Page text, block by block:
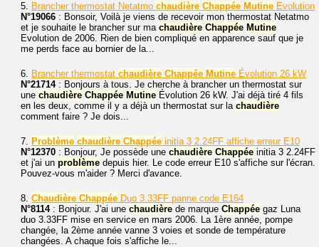
5. Brancher thermostat Netatmo chaudière Chappée Mutine Evolution
N°19066 : Bonsoir, Voilà je viens de recevoir mon thermostat Netatmo
et je souhaite le brancher sur ma chaudière Chappée Mutine
Evolution de 2006. Rien de bien compliqué en apparence sauf que je
me perds face au bornier de la...
6. Brancher thermostat chaudière Chappée Mutine Évolution 26 kW
N°21714: Bonjours à tous. Je cherche à brancher un thermostat sur
une chaudière Chappée Mutine Évolution 26 kW. J'ai déjà tiré 4 fils
en les deux, comme il y a déjà un thermostat sur la chaudière
comment faire ? Je dois...
7. Problème chaudière Chappée initia 3 2.24FF affiche erreur E10
N°12370 : Bonjour, Je possède une chaudière Chappée initia 3 2.24FF
et j'ai un problème depuis hier. Le code erreur E10 s'affiche sur l'écran.
Pouvez-vous m'aider ? Merci d'avance.
8. Chaudière Chappée Duo 3.33FF panne code E164
N°8114: Bonjour. J'ai une chaudière de marque Chappée gaz Luna
duo 3.33FF mise en service en mars 2006. La 1ère année, pompe
changée, la 2ème année vanne 3 voies et sonde de température
changées. A chaque fois s'affiche le...